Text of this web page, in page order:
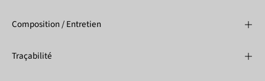
Composition / Entretien
Traçabilité